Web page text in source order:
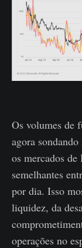
Os volumes de
agora
os mercados
semelhantes
por dia. Isso
liquidez, da
operações no